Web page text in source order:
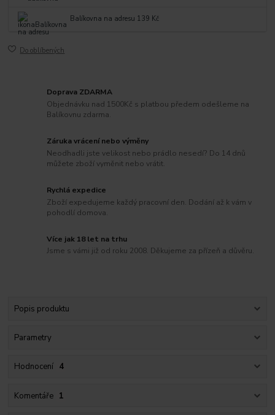
Balíkovna na adresu 139 Kč
Do oblíbených
Doprava ZDARMA
Objednávku nad 1500Kč s platbou předem odešleme na
Balíkovnu zdarma.
Záruka vrácení nebo výměny
Neodhadli jste velikost nebo prádlo nesedí? Do 14 dnů
můžete zboží vyměnit nebo vrátit.
Rychlá expedice
Zboží expedujeme každý pracovní den. Dodání až k vám v
pohodlí domova.
Více jak 18 let na trhu
Jsme s vámi již od roku 2008. Děkujeme za přízeň a důvěru.
Popis produktu
Parametry
Hodnocení 4
Komentáře 1